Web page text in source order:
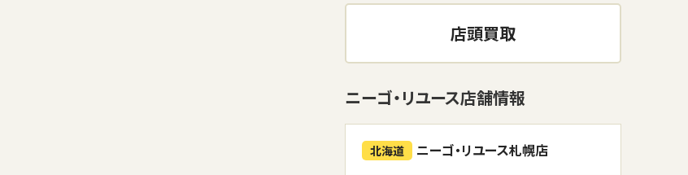
店頭買取
ニーゴ・リユース店舗情報
北海道 ニーゴ・リユース札幌店